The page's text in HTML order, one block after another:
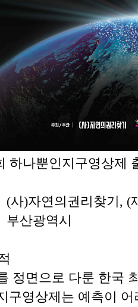
하나뿐인지구영상제
(사)자연의권리찾기, (
부산광역시
정면으로 다룬 한국
구영상제는 예측이